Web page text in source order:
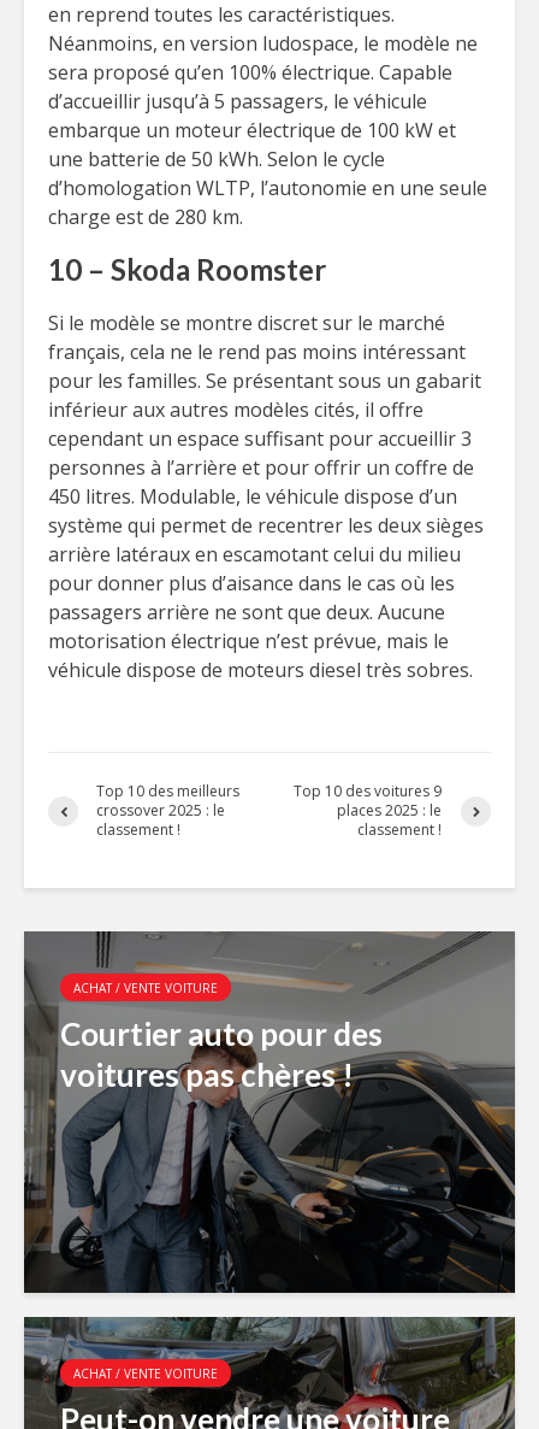
en reprend toutes les caractéristiques.
Néanmoins, en version ludospace, le modèle ne
sera proposé qu’en 100% électrique. Capable
d’accueillir jusqu’à 5 passagers, le véhicule
embarque un moteur électrique de 100 kW et
une batterie de 50 kWh. Selon le cycle
d’homologation WLTP, l’autonomie en une seule
charge est de 280 km.
10 – Skoda Roomster
Si le modèle se montre discret sur le marché
français, cela ne le rend pas moins intéressant
pour les familles. Se présentant sous un gabarit
inférieur aux autres modèles cités, il offre
cependant un espace suffisant pour accueillir 3
personnes à l’arrière et pour offrir un coffre de
450 litres. Modulable, le véhicule dispose d’un
système qui permet de recentrer les deux sièges
arrière latéraux en escamotant celui du milieu
pour donner plus d’aisance dans le cas où les
passagers arrière ne sont que deux. Aucune
motorisation électrique n’est prévue, mais le
véhicule dispose de moteurs diesel très sobres.
Top 10 des meilleurs
crossover 2025 : le
classement !
Top 10 des voitures 9
places 2025 : le
classement !
ACHAT / VENTE VOITURE
Courtier auto pour des
voitures pas chères !
ACHAT / VENTE VOITURE
Peut-on vendre une voiture